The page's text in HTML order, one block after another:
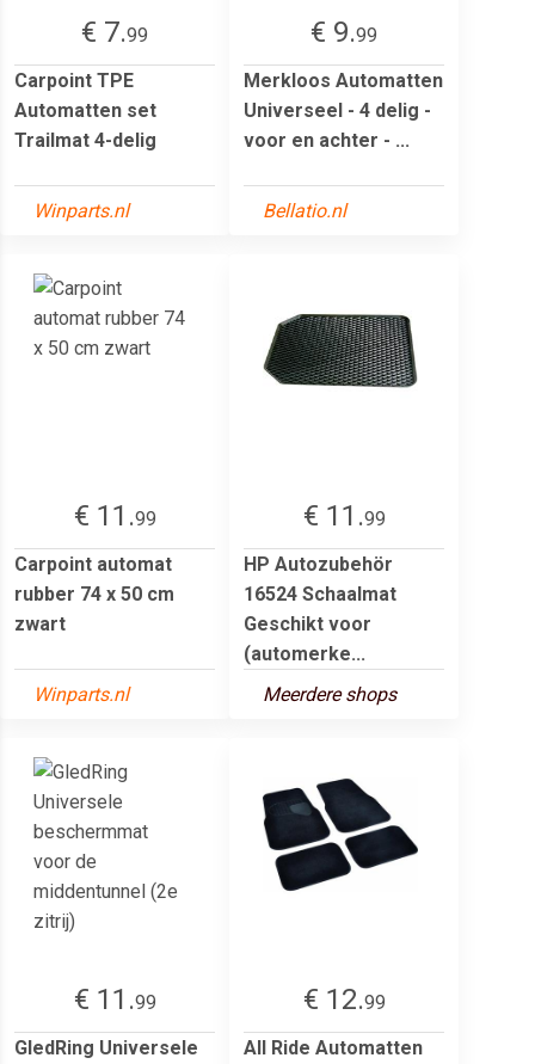
€ 7.99
Carpoint TPE
Automatten set
Trailmat 4-delig
Winparts.nl
€ 9.99
Merkloos Automatten
Universeel - 4 delig -
voor en achter - ...
Bellatio.nl
€ 11.99
Carpoint automat
rubber 74 x 50 cm
zwart
Winparts.nl
€ 11.99
HP Autozubehör
16524 Schaalmat
Geschikt voor
(automerke...
Meerdere shops
€ 11.99
GledRing Universele
€ 12.99
All Ride Automatten